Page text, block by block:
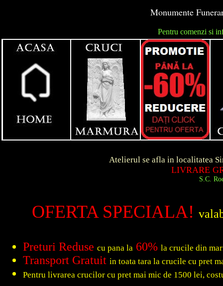
Monumente
Pentru comenzi si
Atelierul se afla in localitatea Simeria
LIVRARE
S.C. Roca Art
OFERTA SPECIALA!
Preturi Reduse cu pana la 60% la crucile din
Transport Gratuit in toata tara la crucile cu pret
Pentru livrarea crucilor cu pret mai mic de 1500 lei,